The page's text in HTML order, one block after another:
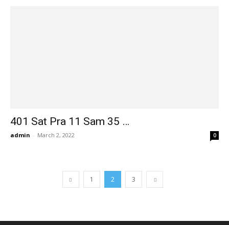
401 Sat Pra 11 Sam 35 …
admin - March 2, 2022 0
1 2 3